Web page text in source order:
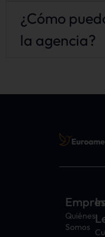
¿Cómo
la agencia?
Quiénes
Somos